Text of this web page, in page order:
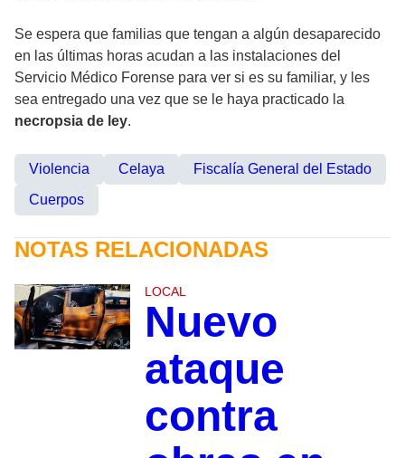
Se espera que familias que tengan a algún desaparecido
en las últimas horas acudan a las instalaciones del
Servicio Médico Forense para ver si es su familiar, y les
sea entregado una vez que se le haya practicado la
necropsia de ley.
Violencia Celaya
Fiscalía General del Estado
Cuerpos
NOTAS RELACIONADAS
LOCAL
Nuevo
ataque
contra